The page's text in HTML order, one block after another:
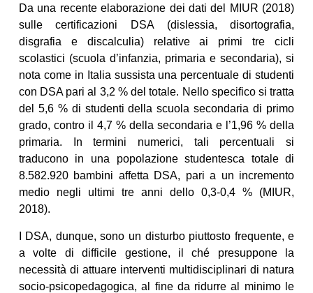
Da una recente elaborazione dei dati del MIUR (2018)
sulle certificazioni DSA (dislessia, disortografia,
disgrafia e discalculia) relative ai primi tre cicli
scolastici (scuola d’infanzia, primaria e secondaria), si
nota come in Italia sussista una percentuale di studenti
con DSA pari al 3,2 % del totale. Nello specifico si tratta
del 5,6 % di studenti della scuola secondaria di primo
grado, contro il 4,7 % della secondaria e l’1,96 % della
primaria. In termini numerici, tali percentuali si
traducono in una popolazione studentesca totale di
8.582.920 bambini affetta DSA, pari a un incremento
medio negli ultimi tre anni dello 0,3-0,4 % (MIUR,
2018).
I DSA, dunque, sono un disturbo piuttosto frequente, e
a volte di difficile gestione, il ché presuppone la
necessità di attuare interventi multidisciplinari di natura
socio-psicopedagogica, al fine da ridurre al minimo le